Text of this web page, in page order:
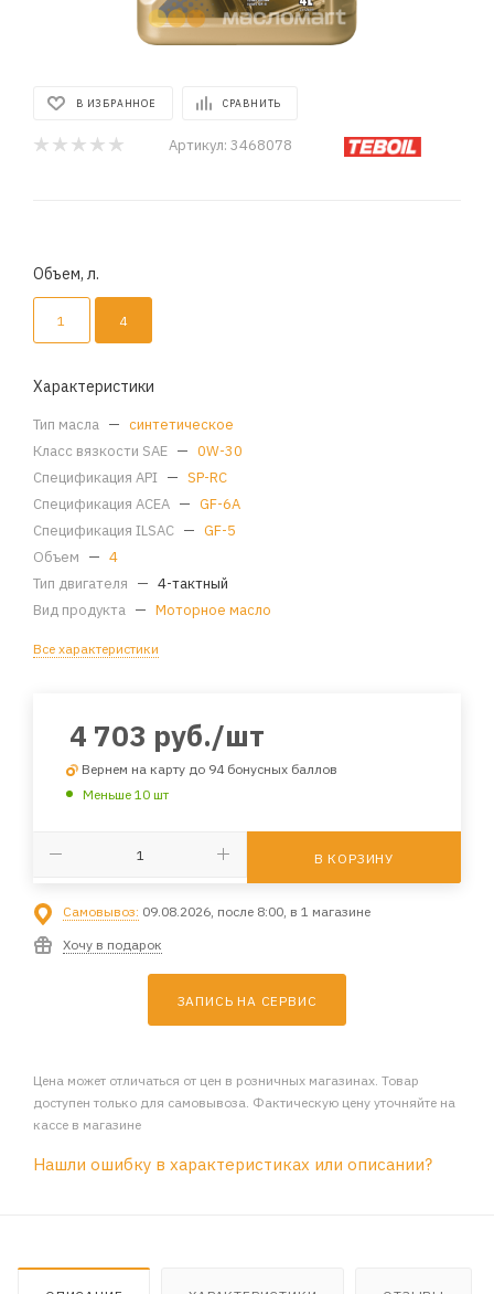
В ИЗБРАННОЕ СРАВНИТЬ
Артикул: 3468078
Объем, л.
1 4
Характеристики
Тип масла — синтетическое
Класс вязкости SAE — 0W-30
Спецификация API — SP-RC
Спецификация ACEA — GF-6A
Спецификация ILSAC — GF-5
Объем — 4
Тип двигателя — 4-тактный
Вид продукта — Моторное масло
Все характеристики
4 703 руб./шт
Вернем на карту до 94 бонусных баллов
Меньше 10 шт
В КОРЗИНУ
Самовывоз: 09.08.2026, после 8:00, в 1 магазине
Хочу в подарок
ЗАПИСЬ НА СЕРВИС
Цена может отличаться от цен в розничных магазинах. Товар
доступен только для самовывоза. Фактическую цену уточняйте на
кассе в магазине
Нашли ошибку в характеристиках или описании?